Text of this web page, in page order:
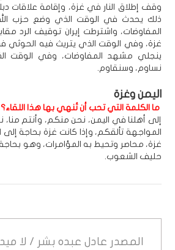
وقف إطلاق النار في غزة، وإقامة علاقات
ذلك يحدث في الوقت الذي وضع حزب
المفاوضات، واشترطت إيران توقيف الرد
غزة، وفي الوقت الذي يتريث فيه
ينجلي مشهد المفاوضات، وفي الوقت
نساوم، وسنقاوم.
اليمن وغزة
ما الكلمة التي تحب أن تُنهي بها هذا اللقاء؟
إلى أهلنا في اليمن، نحن منكم، وأنتم منا،
المواجهة تألقكم، وإذا كانت غزة بحاجة إلى
غزة، محاصر وتحيط به المؤامرات، وهو بحاجة
حليف الشعوب.
المصدر عادل عبده بشر / لا